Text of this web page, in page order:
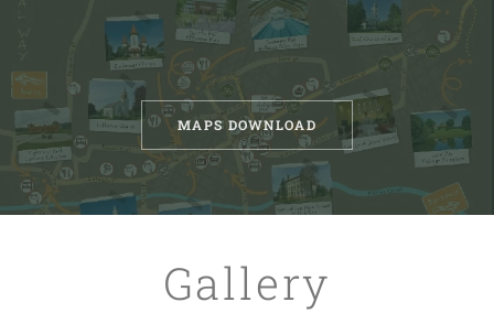
MAPS DOWNLOAD
Gallery